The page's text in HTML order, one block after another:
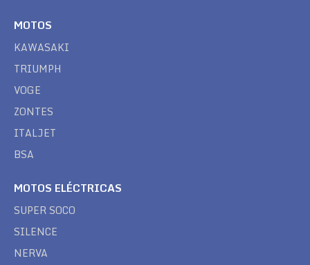
MOTOS
KAWASAKI
TRIUMPH
VOGE
ZONTES
ITALJET
BSA
MOTOS ELÉCTRICAS
SUPER SOCO
SILENCE
NERVA